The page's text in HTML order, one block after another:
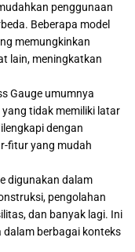
penggunaan
Beberapa model
memungkinkan
lain, meningkatkan
Gauge umumnya
tidak memiliki latar
dengan
fitur yang mudah
digunakan dalam
pengolahan
dan banyak lagi. Ini
dalam berbagai konteks